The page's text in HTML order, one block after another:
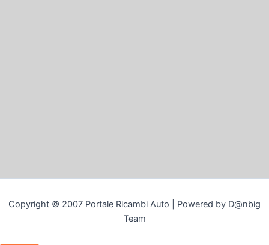
Copyright © 2007 Portale Ricambi Auto | Powered by D@nbig
Team